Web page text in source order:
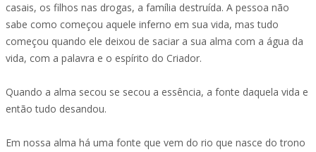
casais, os filhos nas drogas, a família destruída. A pessoa não
sabe como começou aquele inferno em sua vida, mas tudo
começou quando ele deixou de saciar a sua alma com a água da
vida, com a palavra e o espírito do Criador.
Quando a alma secou se secou a essência, a fonte daquela vida e
então tudo desandou.
Em nossa alma há uma fonte que vem do rio que nasce do trono